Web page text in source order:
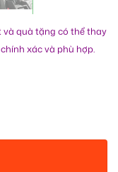
và quà tặng có thể thay
xác và phù hợp.